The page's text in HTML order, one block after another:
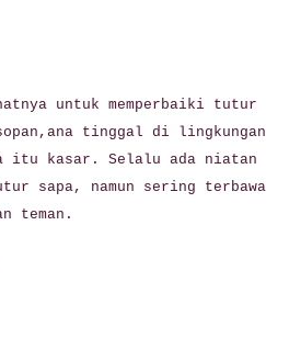
untuk memperbaiki tutur
tinggal di lingkungan
itu kasar. Selalu ada niatan
sapa, namun sering terbawa
teman.